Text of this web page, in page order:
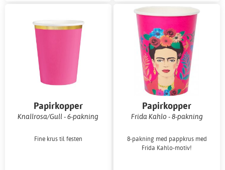
Papirkopper
Knallrosa/Gull - 6-pakning
Fine krus til festen
Papirkopper
Frida Kahlo - 8-pakning
8-pakning med pappkrus med
Frida Kahlo-motiv!